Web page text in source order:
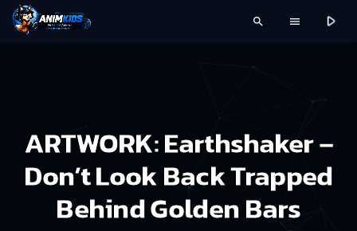
search menu play_arrow
ARTWORK: Earthshaker –
Don’t Look Back Trapped
Behind Golden Bars